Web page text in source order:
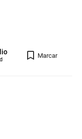
MarcarRegistro